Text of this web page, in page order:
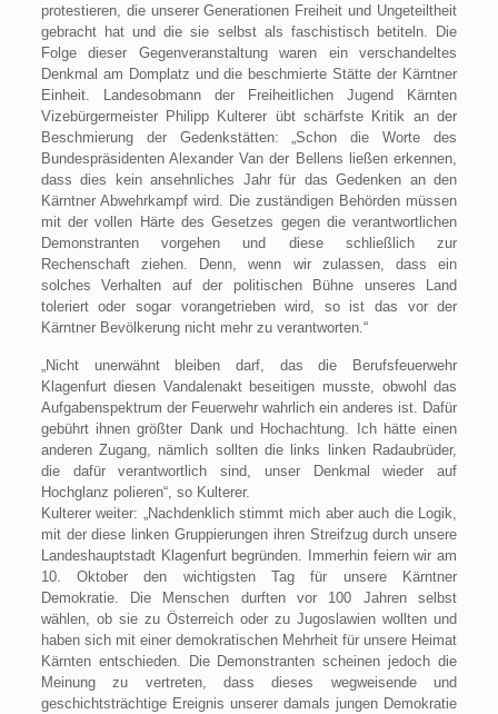
protestieren, die unserer Generationen Freiheit und Ungeteiltheit
gebracht hat und die sie selbst als faschistisch betiteln. Die
Folge dieser Gegenveranstaltung waren ein verschandeltes
Denkmal am Domplatz und die beschmierte Stätte der Kärntner
Einheit. Landesobmann der Freiheitlichen Jugend Kärnten
Vizebürgermeister Philipp Kulterer übt schärfste Kritik an der
Beschmierung der Gedenkstätten: „Schon die Worte des
Bundespräsidenten Alexander Van der Bellens ließen erkennen,
dass dies kein ansehnliches Jahr für das Gedenken an den
Kärntner Abwehrkampf wird. Die zuständigen Behörden müssen
mit der vollen Härte des Gesetzes gegen die verantwortlichen
Demonstranten vorgehen und diese schließlich zur
Rechenschaft ziehen. Denn, wenn wir zulassen, dass ein
solches Verhalten auf der politischen Bühne unseres Land
toleriert oder sogar vorangetrieben wird, so ist das vor der
Kärntner Bevölkerung nicht mehr zu verantworten.“
„Nicht unerwähnt bleiben darf, das die Berufsfeuerwehr
Klagenfurt diesen Vandalenakt beseitigen musste, obwohl das
Aufgabenspektrum der Feuerwehr wahrlich ein anderes ist. Dafür
gebührt ihnen größter Dank und Hochachtung. Ich hätte einen
anderen Zugang, nämlich sollten die links linken Radaubrüder,
die dafür verantwortlich sind, unser Denkmal wieder auf
Hochglanz polieren“, so Kulterer.
Kulterer weiter: „Nachdenklich stimmt mich aber auch die Logik,
mit der diese linken Gruppierungen ihren Streifzug durch unsere
Landeshauptstadt Klagenfurt begründen. Immerhin feiern wir am
10. Oktober den wichtigsten Tag für unsere Kärntner
Demokratie. Die Menschen durften vor 100 Jahren selbst
wählen, ob sie zu Österreich oder zu Jugoslawien wollten und
haben sich mit einer demokratischen Mehrheit für unsere Heimat
Kärnten entschieden. Die Demonstranten scheinen jedoch die
Meinung zu vertreten, dass dieses wegweisende und
geschichtsträchtige Ereignis unserer damals jungen Demokratie